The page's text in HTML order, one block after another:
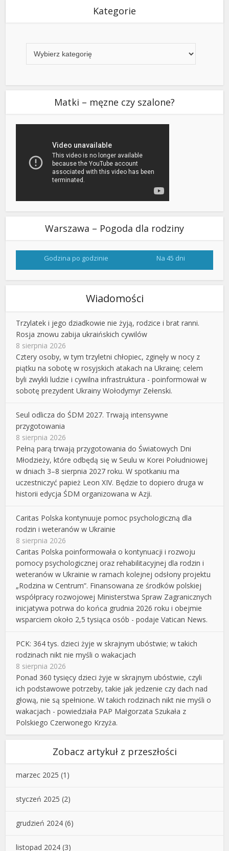
Kategorie
Matki – męzne czy szalone?
Warszawa – Pogoda dla rodziny
Godzina po godzinie Na 45 dni
Wiadomości
Trzylatek i jego dziadkowie nie żyją, rodzice i brat ranni.
Rosja znowu zabija ukraińskich cywilów
8 sierpnia 2026
Cztery osoby, w tym trzyletni chłopiec, zginęły w nocy z
piątku na sobotę w rosyjskich atakach na Ukrainę; celem
byli zwykli ludzie i cywilna infrastruktura - poinformował w
sobotę prezydent Ukrainy Wołodymyr Zełenski.
Seul odlicza do ŚDM 2027. Trwają intensywne
przygotowania
8 sierpnia 2026
Pełną parą trwają przygotowania do Światowych Dni
Młodzieży, które odbędą się w Seulu w Korei Południowej
w dniach 3–8 sierpnia 2027 roku. W spotkaniu ma
uczestniczyć papież Leon XIV. Będzie to dopiero druga w
historii edycja ŚDM organizowana w Azji.
Caritas Polska kontynuuje pomoc psychologiczną dla
rodzin i weteranów w Ukrainie
8 sierpnia 2026
Caritas Polska poinformowała o kontynuacji i rozwoju
pomocy psychologicznej oraz rehabilitacyjnej dla rodzin i
weteranów w Ukrainie w ramach kolejnej odsłony projektu
„Rodzina w Centrum”. Finansowana ze środków polskiej
współpracy rozwojowej Ministerstwa Spraw Zagranicznych
inicjatywa potrwa do końca grudnia 2026 roku i obejmie
wsparciem około 2,5 tysiąca osób - podaje Vatican News.
PCK: 364 tys. dzieci żyje w skrajnym ubóstwie; w takich
rodzinach nikt nie myśli o wakacjach
8 sierpnia 2026
Ponad 360 tysięcy dzieci żyje w skrajnym ubóstwie, czyli
ich podstawowe potrzeby, takie jak jedzenie czy dach nad
głową, nie są spełnione. W takich rodzinach nikt nie myśli o
wakacjach - powiedziała PAP Małgorzata Szukała z
Polskiego Czerwonego Krzyża.
Zobacz artykuł z przeszłości
marzec 2025 (1)
styczeń 2025 (2)
grudzień 2024 (6)
listopad 2024 (3)